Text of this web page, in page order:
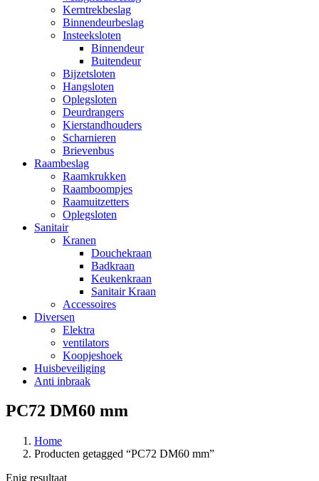
Kerntrekbeslag
Binnendeurbeslag
Insteeksloten
Binnendeur
Buitendeur
Bijzetsloten
Hangsloten
Oplegsloten
Deurdrangers
Kierstandhouders
Scharnieren
Brievenbus
Raambeslag
Raamkrukken
Raamboompjes
Raamuitzetters
Oplegsloten
Sanitair
Kranen
Douchekraan
Badkraan
Keukenkraan
Sanitair Kraan
Accessoires
Diversen
Elektra
ventilators
Koopjeshoek
Huisbeveiliging
Anti inbraak
PC72 DM60 mm
Home
Producten getagged “PC72 DM60 mm”
Enig resultaat